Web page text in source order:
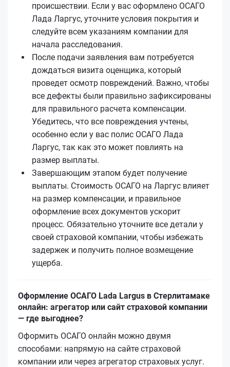
происшествии. Если у вас оформлено ОСАГО
Лада Ларгус, уточните условия покрытия и
следуйте всем указаниям компании для
начала расследования.
После подачи заявления вам потребуется
дождаться визита оценщика, который
проведет осмотр повреждений. Важно, чтобы
все дефекты были правильно зафиксированы
для правильного расчета компенсации.
Убедитесь, что все повреждения учтены,
особенно если у вас полис ОСАГО Лада
Ларгус, так как это может повлиять на
размер выплаты.
Завершающим этапом будет получение
выплаты. Стоимость ОСАГО на Ларгус влияет
на размер компенсации, и правильное
оформление всех документов ускорит
процесс. Обязательно уточните все детали у
своей страховой компании, чтобы избежать
задержек и получить полное возмещение
ущерба.
Оформление ОСАГО Lada Largus в Стерлитамаке
онлайн: агрегатор или сайт страховой компании
— где выгоднее?
Оформить ОСАГО онлайн можно двумя
способами: напрямую на сайте страховой
компании или через агрегатор страховых услуг.